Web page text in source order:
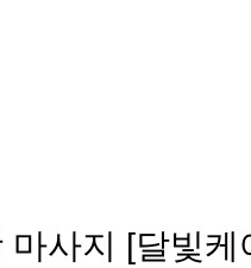
마사지 [달빛케